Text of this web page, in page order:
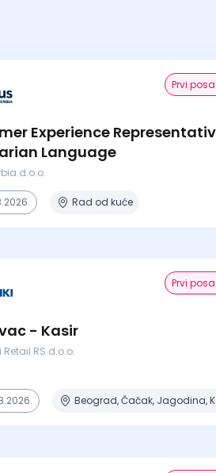
Prvi
Experience
Language
d.o.o.
Rad od kuće
Prvi
- Kasir
Retail RS d.o.o.